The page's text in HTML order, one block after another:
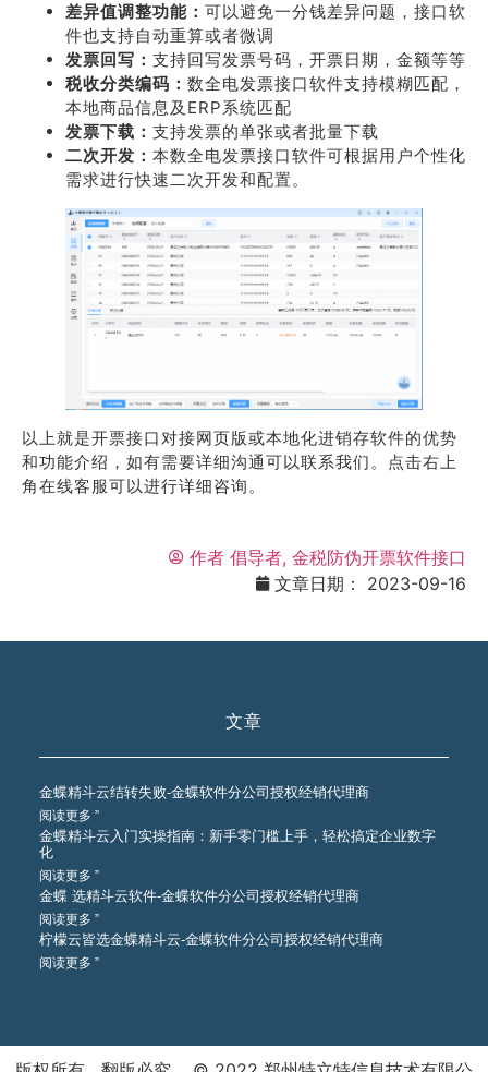
差异值调整功能： 可以避免一分钱差异问题，接口软
件也支持自动重算或者微调
发票回写： 支持回写发票号码，开票日期，金额等等
税收分类编码： 数全电发票接口软件支持模糊匹配，
本地商品信息及ERP系统匹配
发票下载： 支持发票的单张或者批量下载
二次开发： 本数全电发票接口软件可根据用户个性化
需求进行快速二次开发和配置。
以上就是开票接口对接网页版或本地化进销存软件的优势
和功能介绍，如有需要详细沟通可以联系我们。点击右上
角在线客服可以进行详细咨询。
作者 倡导者, 金税防伪开票软件接口
文章日期：
2023-09-16
文章
金蝶精斗云结转失败-金蝶软件分公司授权经销代理商
阅读更多 ”
金蝶精斗云入门实操指南：新手零门槛上手，轻松搞定企业数字
化
阅读更多 ”
金蝶 选精斗云软件-金蝶软件分公司授权经销代理商
阅读更多 ”
柠檬云皆选金蝶精斗云-金蝶软件分公司授权经销代理商
阅读更多 ”